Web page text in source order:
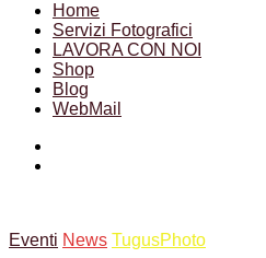
Home
Servizi Fotografici
LAVORA CON NOI
Shop
Blog
WebMail
Eventi News TugusPhoto